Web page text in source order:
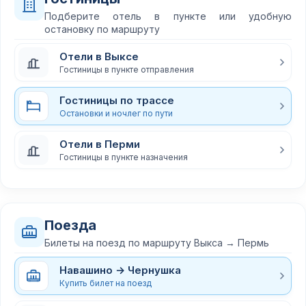
Подберите отель в пункте или удобную
остановку по маршруту
Отели в Выксе
Гостиницы в пункте отправления
Гостиницы по трассе
Остановки и ночлег по пути
Отели в Перми
Гостиницы в пункте назначения
Поезда
Билеты на поезд по маршруту Выкса → Пермь
Навашино → Чернушка
Купить билет на поезд